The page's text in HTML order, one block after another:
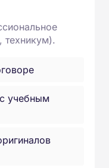
техникум).
учебным